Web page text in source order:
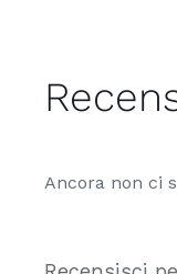
Ancora non ci